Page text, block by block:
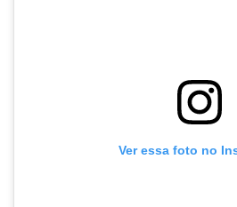
Ver essa foto no